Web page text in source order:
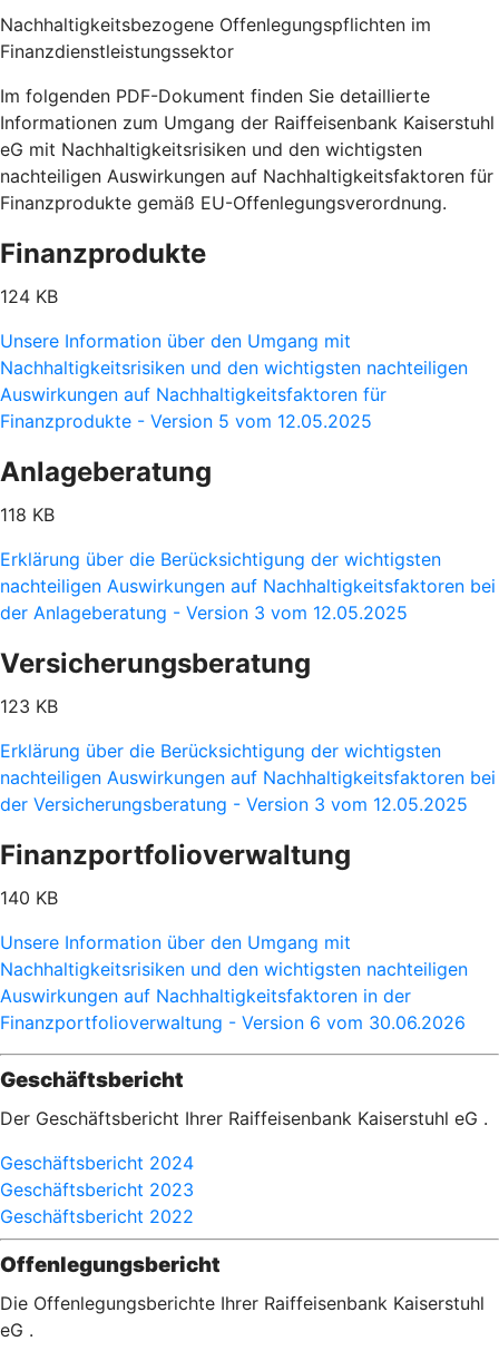
Nachhaltigkeitsbezogene Offenlegungspflichten im
Finanzdienstleistungssektor
Im folgenden PDF-Dokument finden Sie detaillierte
Informationen zum Umgang der Raiffeisenbank Kaiserstuhl
eG mit Nachhaltigkeitsrisiken und den wichtigsten
nachteiligen Auswirkungen auf Nachhaltigkeitsfaktoren für
Finanzprodukte gemäß EU-Offenlegungsverordnung.
Finanzprodukte
124 KB
Unsere Information über den Umgang mit
Nachhaltigkeitsrisiken und den wichtigsten nachteiligen
Auswirkungen auf Nachhaltigkeitsfaktoren für
Finanzprodukte - Version 5 vom 12.05.2025
Anlageberatung
118 KB
Erklärung über die Berücksichtigung der wichtigsten
nachteiligen Auswirkungen auf Nachhaltigkeitsfaktoren bei
der Anlageberatung - Version 3 vom 12.05.2025
Versicherungsberatung
123 KB
Erklärung über die Berücksichtigung der wichtigsten
nachteiligen Auswirkungen auf Nachhaltigkeitsfaktoren bei
der Versicherungsberatung - Version 3 vom 12.05.2025
Finanzportfolioverwaltung
140 KB
Unsere Information über den Umgang mit
Nachhaltigkeitsrisiken und den wichtigsten nachteiligen
Auswirkungen auf Nachhaltigkeitsfaktoren in der
Finanzportfolioverwaltung - Version 6 vom 30.06.2026
Geschäftsbericht
Der Geschäftsbericht Ihrer Raiffeisenbank Kaiserstuhl eG .
Geschäftsbericht 2024
Geschäftsbericht 2023
Geschäftsbericht 2022
Offenlegungsbericht
Die Offenlegungsberichte Ihrer Raiffeisenbank Kaiserstuhl
eG .